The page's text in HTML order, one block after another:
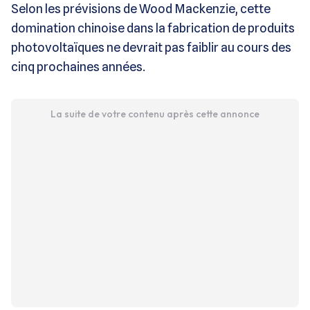
Selon les prévisions de Wood Mackenzie, cette
domination chinoise dans la fabrication de produits
photovoltaïques ne devrait pas faiblir au cours des
cinq prochaines années.
La suite de votre contenu après cette annonce